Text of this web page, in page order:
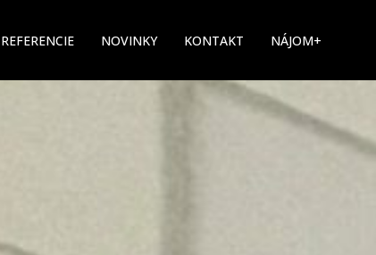
REFERENCIE NOVINKY KONTAKT NÁJOM+